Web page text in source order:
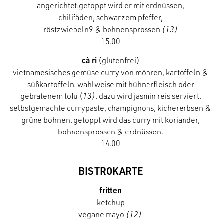
angerichtet.getoppt wird er mit erdnüssen,
chilifäden, schwarzem pfeffer,
röstzwiebeln9 & bohnensprossen (13)
15.00
cà ri(glutenfrei)
vietnamesisches gemüse curry von möhren, kartoffeln &
süßkartoffeln. wahlweise mit hühnerfleisch oder
gebratenem tofu ( 13). dazu wird jasmin reis serviert.
selbstgemachte currypaste, champignons, kichererbsen &
grüne bohnen. getoppt wird das curry mit koriander,
bohnensprossen & erdnüssen.
14.00
BISTROKARTE
fritten
ketchup
vegane mayo (12)